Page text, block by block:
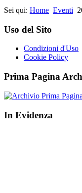
Sei qui: Home Eventi
Uso del Sito
Condizioni d'Uso
Cookie Policy
Prima Pagina
In Evidenza